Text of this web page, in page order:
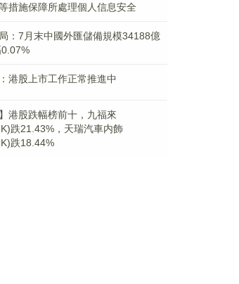
措施保障所處理個人信息安全
：7月末中國外匯儲備規模34188億
港股上市工作正常推進中
】港股跌幅榜前十，九福來
跌21.43%，天瑞汽車内飾
跌18.44%